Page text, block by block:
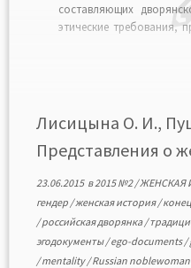
составляющих
этические требования,
девушки и женщины, но и
Лисицына О. И.,
Представления о
23.06.2015в2015 №2/ЖЕНСКАЯ
гендер /женская история/
/российская дворянка/
эгодокументы/ego-documents/
/mentality/Russian noblewoman